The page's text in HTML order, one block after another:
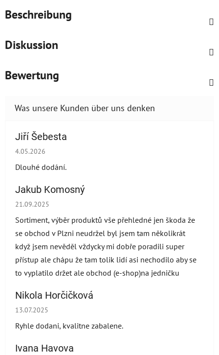
Beschreibung
Diskussion
Bewertung
Jiří Šebesta
Die Shop-Bewertung beträgt 2 von 5 Sternen.
4.05.2026
Dlouhé dodání.
Jakub Komosný
Die Shop-Bewertung beträgt 5 von 5 Sternen.
21.09.2025
Sortiment, výběr produktů vše přehledné jen škoda že
se obchod v Plzni neudržel byl jsem tam několikrát
když jsem nevěděl vždycky mi dobře poradili super
přístup ale chápu že tam tolik lidí asi nechodilo aby se
to vyplatilo držet ale obchod (e-shop)na jedničku
Nikola Horčičková
Die Shop-Bewertung beträgt 5 von 5 Sternen.
13.07.2025
Ryhle dodani, kvalitne zabalene.
Ivana Havova